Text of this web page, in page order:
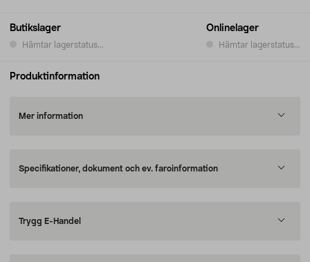
Butikslager
Hämtar lagerstatus...
Onlinelager
Hämtar lagerstatus...
Produktinformation
Mer information
Specifikationer, dokument och ev. faroinformation
Trygg E-Handel